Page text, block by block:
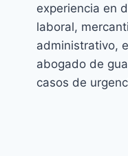
experiencia en
laboral,
administrativo,
abogado de
casos de